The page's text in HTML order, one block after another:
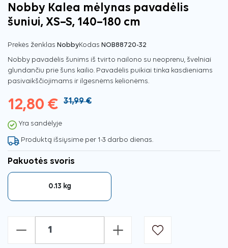
Nobby Kalea mėlynas pavadėlis
šuniui, XS–S, 140–180 cm
Prekės ženklas NobbyKodas NOB88720-32
Nobby pavadėlis šunims iš tvirto nailono su neoprenu, švelniai
glundančiu prie šuns kailio. Pavadėlis puikiai tinka kasdieniams
pasivaikščiojimams ir ilgesnėms kelionėms.
12,80 € 31,99 €
Yra sandėlyje
Produktą išsiųsime per 1-3 darbo dienas.
Pakuotės svoris
0.13 kg
- +